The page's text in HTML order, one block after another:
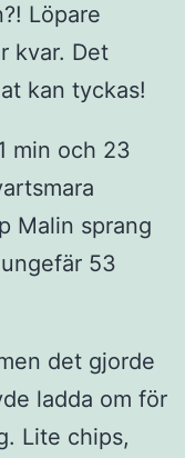
Löpare
kvar. Det
kan tyckas!
min och 23
Malin sprang
53
det gjorde
ladda om för
Lite chips,